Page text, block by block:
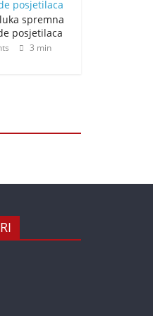
spremna
posjetilaca
3 min